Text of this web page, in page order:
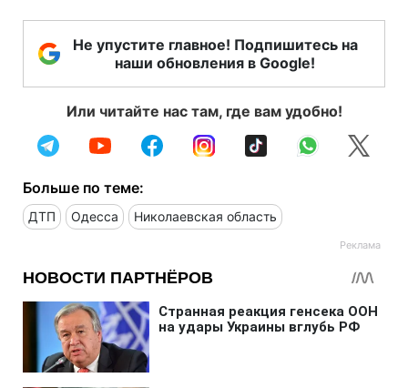
Не упустите главное! Подпишитесь на
наши обновления в Google!
Или читайте нас там, где вам удобно!
Больше по теме:
ДТП Одесса Николаевская область